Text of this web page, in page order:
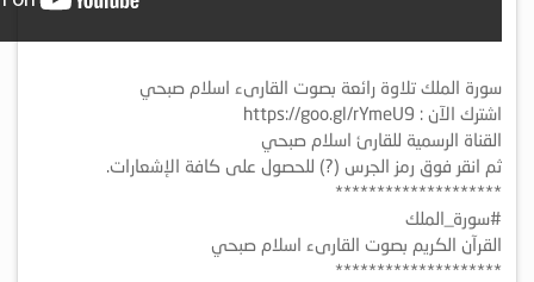
سورة الملك تلاوة رائعة بصوت القارىء اسلام صبحي
اشترك الآن : https://goo.gl/rYmeU9
القناة الرسمية للقارئ اسلام صبحي
ثم انقر فوق رمز الجرس (?) للحصول على كافة الإشعارات.
********************
#سورة_الملك
القرآن الكريم بصوت القارىء اسلام صبحي
********************